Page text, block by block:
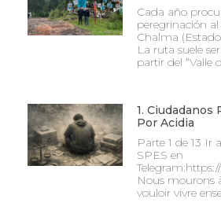
Cada año
peregrinación
Chalma
La ruta suele
partir del “Valle
1. Ciudadanos
Por Acidia
Parte 1 de 13 Ir
SPES en
Nous mourons
vouloir vivre